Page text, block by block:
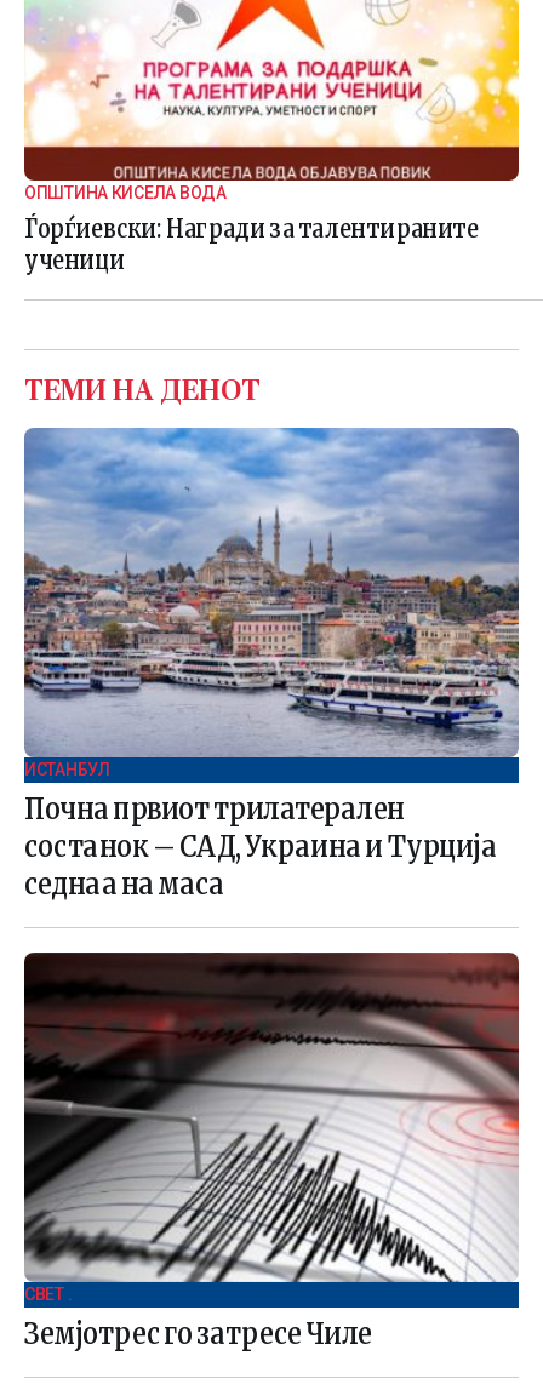
ОПШТИНА КИСЕЛА ВОДА
Ѓорѓиевски: Награди за талентираните
ученици
ТЕМИ НА ДЕНОТ
ИСТАНБУЛ
Почна првиот трилатерален
состанок – САД, Украина и Турција
седнаа на маса
СВЕТ .
Земјотрес го затресе Чиле